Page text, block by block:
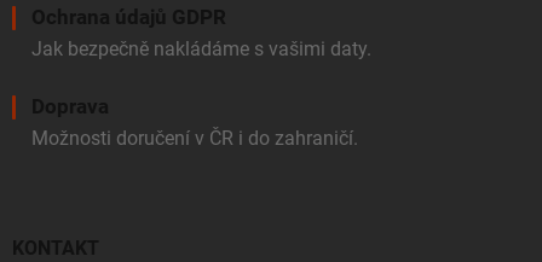
Ochrana údajů GDPR
Jak bezpečně nakládáme s vašimi daty.
Doprava
Možnosti doručení v ČR i do zahraničí.
KONTAKT